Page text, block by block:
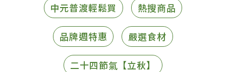
中元普渡輕鬆買 熱搜商品
品牌週特惠 嚴選食材
二十四節氣【立秋】